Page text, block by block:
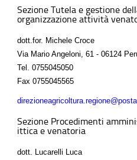
Sezione Tutela e gestione
organizzazione attività
dott.for. Michele Croce
Via Mario Angeloni, 61 - 06124
Tel.
0755045050
Fax 0755045565
Sezione Procedimenti
ittica e venatoria
dott. Lucarelli Luca